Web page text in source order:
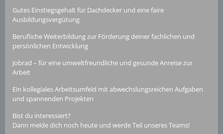
Gutes Einstiegsgehalt für Dachdecker und eine faire
Ausbildungsvergütung
Berufliche Weiterbildung zur Förderung deiner fachlichen und
persönlichen Entwicklung
Jobrad – für eine umweltfreundliche und gesunde Anreise zur
Arbeit
Ein kollegiales Arbeitsumfeld mit abwechslungsreichen Aufgaben
und spannenden Projekten
Bist du interessiert?
Dann melde dich noch heute und werde Teil unseres Teams!